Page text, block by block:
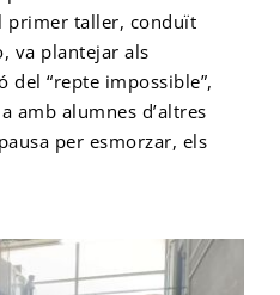
primer taller, conduït
va plantejar als
del “repte impossible”,
amb alumnes d’altres
per esmorzar, els